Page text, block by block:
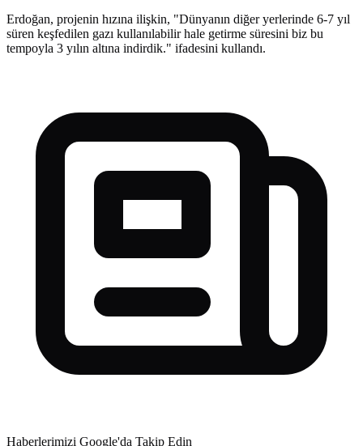
Erdoğan, projenin hızına ilişkin, "Dünyanın diğer yerlerinde 6-7 yıl
süren keşfedilen gazı kullanılabilir hale getirme süresini biz bu
tempoyla 3 yılın altına indirdik." ifadesini kullandı.
Haberlerimizi Google'da Takip Edin